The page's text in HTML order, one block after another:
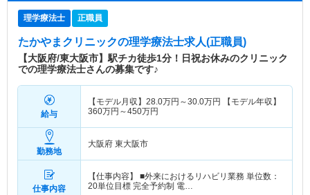
理学療法士 正職員
たかやまクリニックの理学療法士求人(正職員)
【大阪府/東大阪市】駅チカ徒歩1分！日祝お休みのクリニック
での理学療法士さんの募集です♪
給与
【モデル月収】 28.0万円～30.0万円
【モデル年収】
360万円～450万円
勤務地
大阪府 東大阪市
仕事内容
【仕事内容】 ■外来におけるリハビリ業務 単位数：
20単位目標 完全予約制 電…